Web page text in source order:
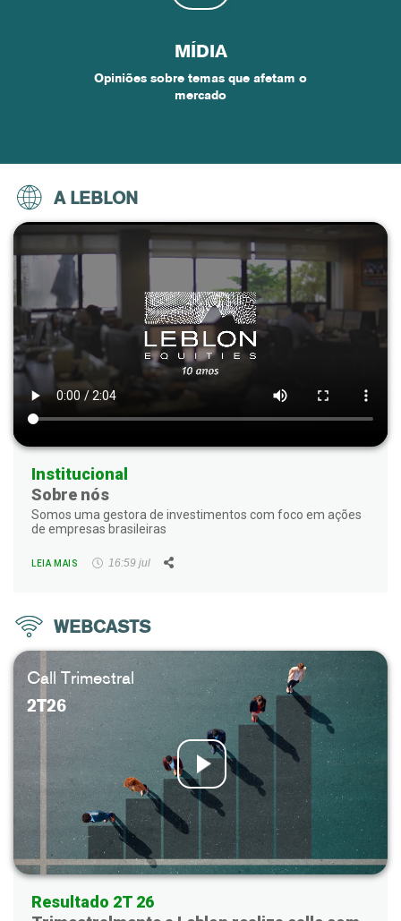
MÍDIA
Opiniões sobre temas que afetam o
mercado
A LEBLON
Institucional
Sobre nós
Somos uma gestora de investimentos com foco em ações
de empresas brasileiras
LEIA MAIS 16:59 jul
WEBCASTS
Call Trimestral
2T26
Resultado 2T 26